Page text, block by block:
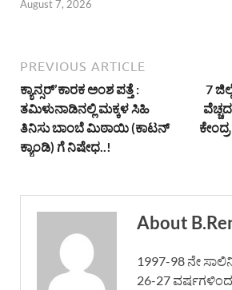
August 7, 2026
PREVIOUS ARTICLE
ಕ್ಯಾನ್ಸರ್’ಕಾರಕ ಅಂಶ ಪತ್ತೆ :
ತಮಿಳುನಾಡಿನಲ್ಲಿ ಮಕ್ಕಳ ಸಿಹಿ
ತಿನಿಸು ಬಾಂಬೆ ಮಿಠಾಯಿ (ಕಾಟನ್
ಕ್ಯಾಂಡಿ) ಗೆ ನಿಷೇಧ..!
7
About
1997-98 ನೇ
26-27 ವರ್ಷಗಳಿಂದ